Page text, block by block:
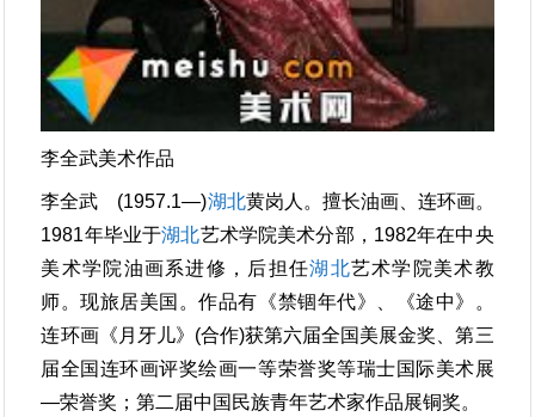
李全武美术作品
李全武 (1957.1—)湖北黄岗人。擅长油画、连环画。
1981年毕业于湖北艺术学院美术分部，1982年在中央
美术学院油画系进修，后担任湖北艺术学院美术教
师。现旅居美国。作品有《禁锢年代》、《途中》。
连环画《月牙儿》(合作)获第六届全国美展金奖、第三
届全国连环画评奖绘画一等荣誉奖等瑞士国际美术展
—荣誉奖；第二届中国民族青年艺术家作品展铜奖。